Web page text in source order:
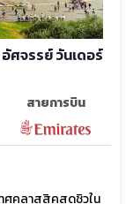
สายการบิน
ทศคลาสสิคสุดชิวใน